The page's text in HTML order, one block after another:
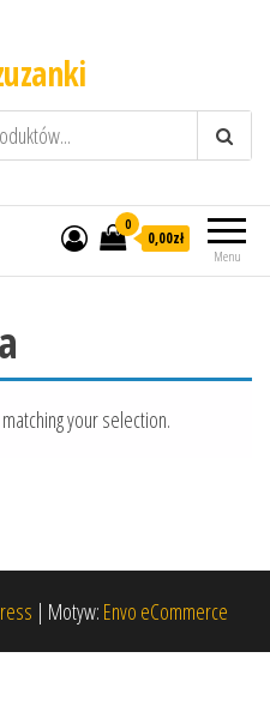
Menu
0
0,00zł
your selection.
| Motyw: Envo eCommerce